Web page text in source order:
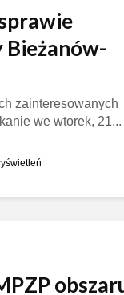
Bieżanów-
zainteresowanych
we wtorek, 21...